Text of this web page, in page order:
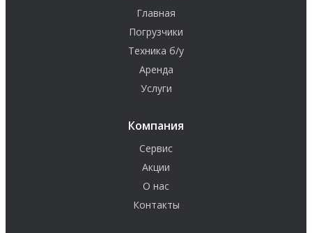
Главная
Погрузчики
Техника б/у
Аренда
Услуги
Компания
Сервис
Акции
О нас
Контакты